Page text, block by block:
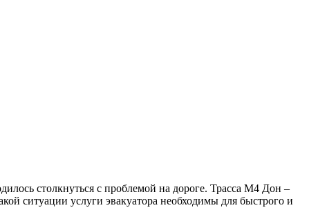
столкнуться с проблемой на дороге. Трасса М4 Дон –
ситуации услуги эвакуатора необходимы для быстрого и